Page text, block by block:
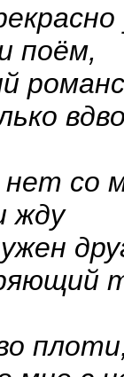
поём,
со
жду